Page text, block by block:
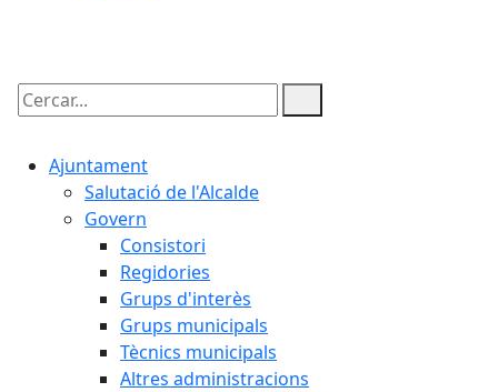
Cercar:
Ajuntament
Salutació de l'Alcalde
Govern
Consistori
Regidories
Grups d'interès
Grups municipals
Tècnics municipals
Altres administracions